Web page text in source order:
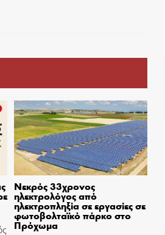
Νεκρός 33χρονος
ηλεκτρολόγος από
ηλεκτροπληξία σε εργασίες σε
φωτοβολταϊκό πάρκο στο
Πρόχωμα